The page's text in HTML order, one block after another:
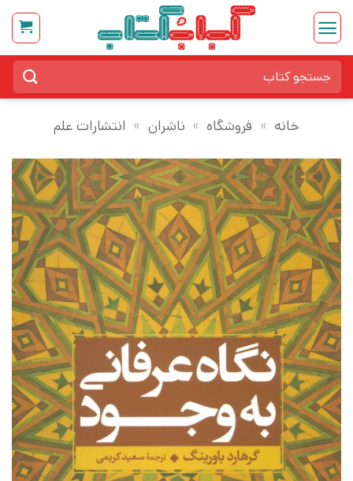
Skip
content
برای:
خانه » فروشگاه » ناشران » انتشارات علم